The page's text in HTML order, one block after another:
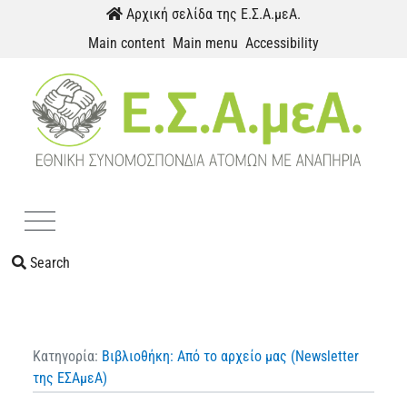
Αρχική σελίδα της Ε.Σ.Α.μεΑ.
Main content Main menu Accessibility
Search
Κατηγορία: Βιβλιοθήκη: Από το αρχείο μας (Newsletter
της ΕΣΑμεΑ)